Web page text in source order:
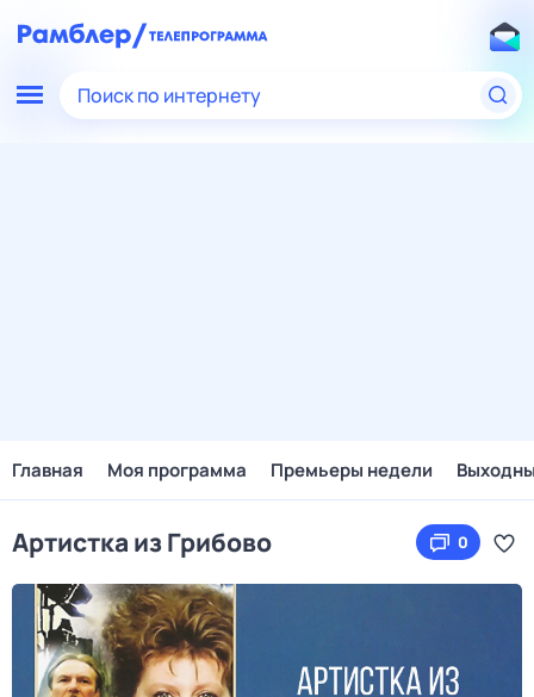
Поиск по интернету
Главная Моя программа Премьеры недели
Артистка из Грибово 0